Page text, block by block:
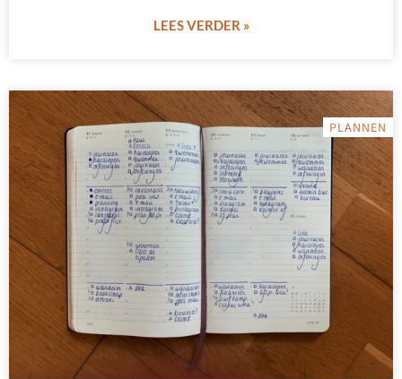
LEES VERDER »
PLANNEN